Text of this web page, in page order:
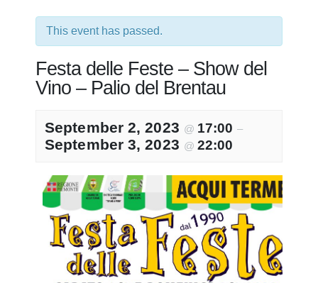
This event has passed.
Festa delle Feste – Show del
Vino – Palio del Brentau
September 2, 2023 @ 17:00 –
September 3, 2023 @22:00